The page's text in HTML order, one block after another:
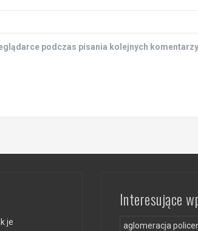
podczas pisania kolejnych
je
Interesujące
aglomeracja